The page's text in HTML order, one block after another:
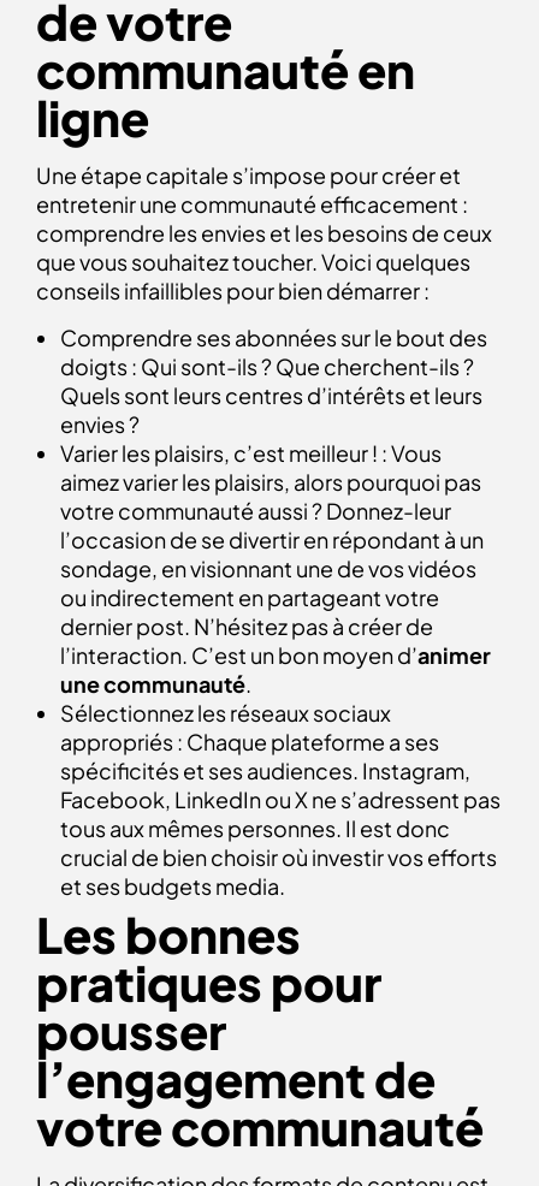
de votre
communauté en
ligne
Une étape capitale s’impose pour créer et
entretenir une communauté efficacement :
comprendre les envies et les besoins de ceux
que vous souhaitez toucher. Voici quelques
conseils infaillibles pour bien démarrer :
Comprendre ses abonnées sur le bout des
doigts : Qui sont-ils ? Que cherchent-ils ?
Quels sont leurs centres d’intérêts et leurs
envies ?
Varier les plaisirs, c’est meilleur ! : Vous
aimez varier les plaisirs, alors pourquoi pas
votre communauté aussi ? Donnez-leur
l’occasion de se divertir en répondant à un
sondage, en visionnant une de vos vidéos
ou indirectement en partageant votre
dernier post. N’hésitez pas à créer de
l’interaction. C’est un bon moyen d’animer
une communauté.
Sélectionnez les réseaux sociaux
appropriés : Chaque plateforme a ses
spécificités et ses audiences. Instagram,
Facebook, LinkedIn ou X ne s’adressent pas
tous aux mêmes personnes. Il est donc
crucial de bien choisir où investir vos efforts
et ses budgets media.
Les bonnes
pratiques pour
pousser
l’engagement de
votre communauté